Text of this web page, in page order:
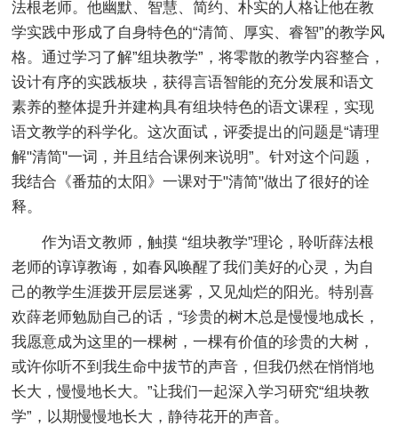
法根老师。他幽默、智慧、简约、朴实的人格让他在教
学实践中形成了自身特色的“清简、厚实、睿智”的教学风
格。通过学习了解”组块教学”，将零散的教学内容整合，
设计有序的实践板块，获得言语智能的充分发展和语文
素养的整体提升并建构具有组块特色的语文课程，实现
语文教学的科学化。这次面试，评委提出的问题是“请理
解"清简"一词，并且结合课例来说明”。针对这个问题，
我结合《番茄的太阳》一课对于"清简"做出了很好的诠
释。
作为语文教师，触摸 “组块教学”理论，聆听薛法根
老师的谆谆教诲，如春风唤醒了我们美好的心灵，为自
己的教学生涯拨开层层迷雾，又见灿烂的阳光。特别喜
欢薛老师勉励自己的话，“珍贵的树木总是慢慢地成长，
我愿意成为这里的一棵树，一棵有价值的珍贵的大树，
或许你听不到我生命中拔节的声音，但我仍然在悄悄地
长大，慢慢地长大。”让我们一起深入学习研究“组块教
学”，以期慢慢地长大，静待花开的声音。